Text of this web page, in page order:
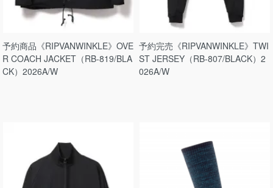
予約商品《RIPVANWINKLE》OVE
R COACH JACKET（RB-819/BLA
CK）2026A/W
予約完売《RIPVANWINKLE》TWI
ST JERSEY（RB-807/BLACK）2
026A/W